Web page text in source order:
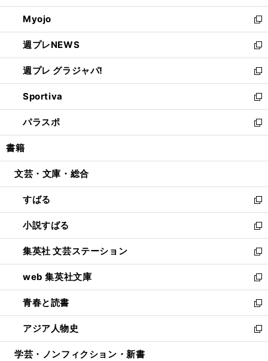
開
く
ウ
で
開
く
ン
ド
ウ
で
開
く
ウ
ィ
ン
ド
ウ
で
開
く
Myojo
新
し
い
ウ
ィ
ン
ド
ウ
で
開
週プレNEWS
新
し
い
ウ
ィ
ン
ド
ウ
開
週プレ グラジャパ!
新
し
い
ウ
ィ
ン
ウ
開
く
Sportiva
新
し
い
ウ
ン
ウ
で
開
く
パラスポ
新
し
ウ
ン
ド
ウ
で
開
く
書籍
文芸・文庫・総合
すばる
新
し
い
ウ
ィ
ン
ド
ウ
で
開
く
小説すばる
新
し
い
ウ
ィ
ン
ド
ウ
で
開
集英社 文芸ステーション
新
し
い
ウ
ィ
ン
ド
ウ
web 集英社文庫
新
し
い
ウ
ィ
ン
青春と読書
新
し
い
ウ
アジア人物史
新
し
学芸・ノンフィクション・新書